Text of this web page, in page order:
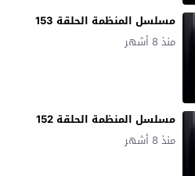
مسلسل المنظمة الحلقة 153
منذ 8 أشهر
مسلسل المنظمة الحلقة 152
منذ 8 أشهر